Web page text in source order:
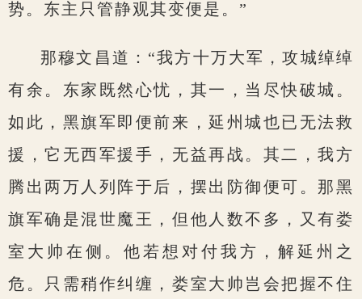
势。东主只管静观其变便是。”
那穆文昌道：“我方十万大军，攻城绰绰
有余。东家既然心忧，其一，当尽快破城。
如此，黑旗军即便前来，延州城也已无法救
援，它无西军援手，无益再战。其二，我方
腾出两万人列阵于后，摆出防御便可。那黑
旗军确是混世魔王，但他人数不多，又有娄
室大帅在侧。他若想对付我方，解延州之
危。只需稍作纠缠，娄室大帅岂会把握不住